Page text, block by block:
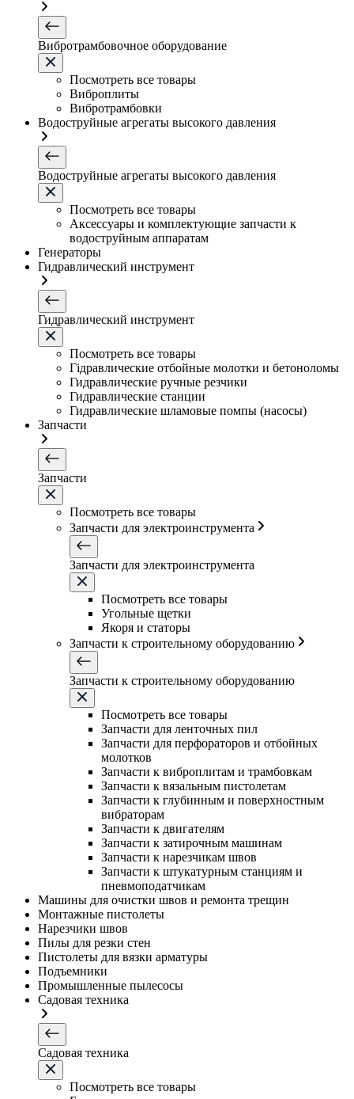
Вибротрамбовочное оборудование
Посмотреть все товары
Виброплиты
Вибротрамбовки
Водоструйные агрегаты высокого давления
Водоструйные агрегаты высокого давления
Посмотреть все товары
Аксессуары и комплектующие запчасти к
водоструйным аппаратам
Генераторы
Гидравлический инструмент
Гидравлический инструмент
Посмотреть все товары
Гідравлические отбойные молотки и бетоноломы
Гидравлические ручные резчики
Гидравлические станции
Гидравлические шламовые помпы (насосы)
Запчасти
Запчасти
Посмотреть все товары
Запчасти для электроинструмента
Запчасти для электроинструмента
Посмотреть все товары
Угольные щетки
Якоря и статоры
Запчасти к строительному оборудованию
Запчасти к строительному оборудованию
Посмотреть все товары
Запчасти для ленточных пил
Запчасти для перфораторов и отбойных
молотков
Запчасти к виброплитам и трамбовкам
Запчасти к вязальным пистолетам
Запчасти к глубинным и поверхностным
вибраторам
Запчасти к двигателям
Запчасти к затирочным машинам
Запчасти к нарезчикам швов
Запчасти к штукатурным станциям и
пневмоподатчикам
Машины для очистки швов и ремонта трещин
Монтажные пистолеты
Нарезчики швов
Пилы для резки стен
Пистолеты для вязки арматуры
Подъемники
Промышленные пылесосы
Садовая техника
Садовая техника
Посмотреть все товары